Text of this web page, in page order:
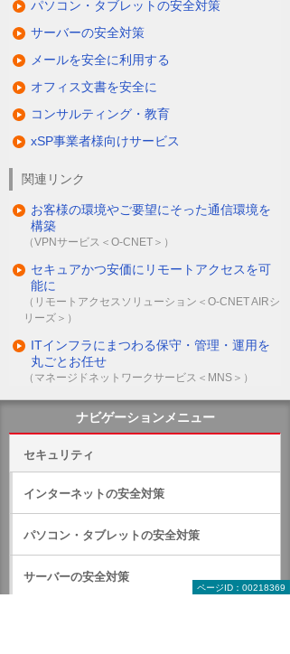
して動画を視聴した場合を見てみましょ
う。
り多少のタイムラグが発生しています。
このようにワードやエクセル、業務管理シ
が、CADや動画・画像編集ソフトの利用
は、タイムラグが発生する可能性があるの
オフィストンネリングキットは通信環境に
依存します。万が一、お使いのインターネ
ットが推奨速度に満たない場合は、大塚商
会で適切な回線をご提案させていただきま
す。
社外でもあたかも会社で業務をしているか
のようにさまざまなアプリケーションを利
用できるオフィストンネリングキット。デ
ータも社外には漏れないため、安全に運用
できます。ぜひ活用してみてはいかがでし
ょうか。
パソコン・タブレットの安全対策
サーバーの安全対策
メールを安全に利用する
オフィス文書を安全に
コンサルティング・教育
xSP事業者様向けサービス
関連リンク
お客様の環境やご要望にそった通信環境を
構築
（VPNサービス＜O-CNET＞）
セキュアかつ安価にリモートアクセスを可
能に
（リモートアクセスソリューション＜O-CNET AIRシ
リーズ＞）
ITインフラにまつわる保守・管理・運用を
丸ごとお任せ
（マネージドネットワークサービス＜MNS＞）
ページID：00218369
ナビゲーションメニュー
セキュリティ
インターネットの安全対策
パソコン・タブレットの安全対策
サーバーの安全対策